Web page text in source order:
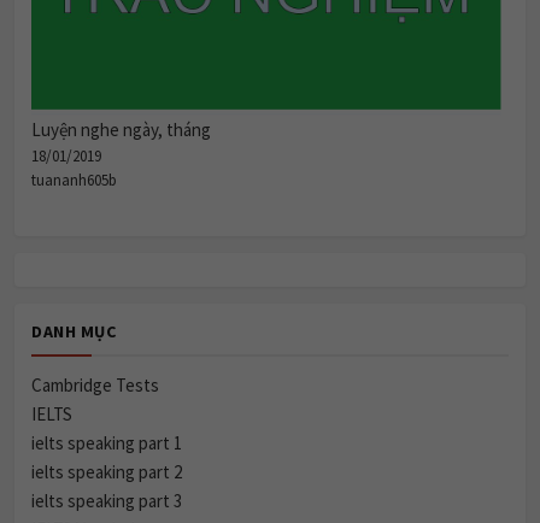
Luyện nghe ngày, tháng
18/01/2019
tuananh605b
Cambridge Tests
IELTS
ielts speaking part 1
ielts speaking part 2
ielts speaking part 3
IELTS Vocabulary